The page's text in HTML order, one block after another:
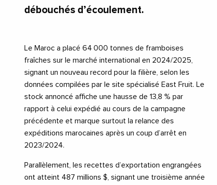
débouchés d’écoulement.
Le Maroc a placé 64 000 tonnes de framboises
fraîches sur le marché international en 2024/2025,
signant un nouveau record pour la filière, selon les
données compilées par le site spécialisé East Fruit. Le
stock annoncé affiche une hausse de 13,8 % par
rapport à celui expédié au cours de la campagne
précédente et marque surtout la relance des
expéditions marocaines après un coup d’arrêt en
2023/2024.
Parallèlement, les recettes d’exportation engrangées
ont atteint 487 millions $, signant une troisième année